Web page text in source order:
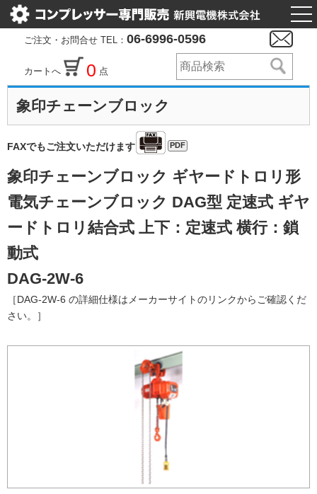
ご注文・お問合せ TEL： 06-6996-0596
カートへ 0 点
象印チェーンブロック
FAXでもご注文いただけます PDF
象印チェーンブロック ギヤードトロリ形
電気チェーンブロック DAG型 定速式 ギヤ
ードトロリ結合式 上下：定速式 横行：鎖
動式
DAG-2W-6
［DAG-2W-6 の詳細仕様はメーカーサイトのリンクからご確認くだ
さい。］